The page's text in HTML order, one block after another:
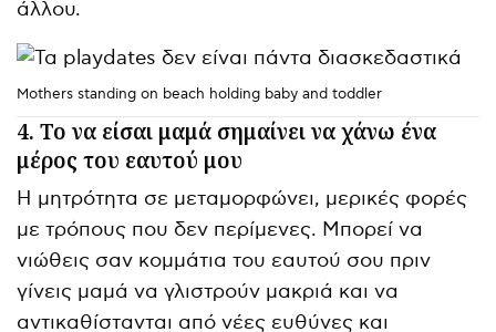
άλλου.
Mothers standing on beach holding baby and toddler
4. Το να είσαι μαμά σημαίνει να χάνω ένα
μέρος του εαυτού μου
Η μητρότητα σε μεταμορφώνει, μερικές φορές
με τρόπους που δεν περίμενες. Μπορεί να
νιώθεις σαν κομμάτια του εαυτού σου πριν
γίνεις μαμά να γλιστρούν μακριά και να
αντικαθίστανται από νέες ευθύνες και